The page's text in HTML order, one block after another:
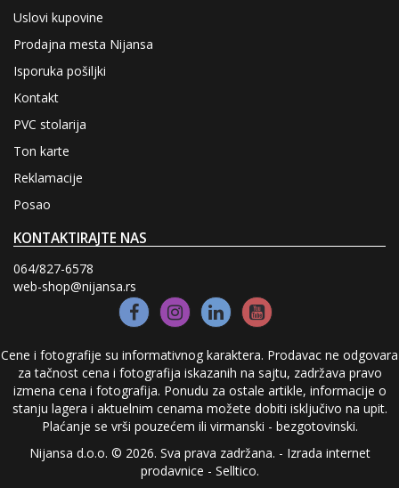
Uslovi kupovine
Prodajna mesta Nijansa
Isporuka pošiljki
Kontakt
PVC stolarija
Ton karte
Reklamacije
Posao
KONTAKTIRAJTE NAS
064/827-6578
web-shop@nijansa.rs
Cene i fotografije su informativnog karaktera. Prodavac ne odgovara
za tačnost cena i fotografija iskazanih na sajtu, zadržava pravo
izmena cena i fotografija. Ponudu za ostale artikle, informacije o
stanju lagera i aktuelnim cenama možete dobiti isključivo na upit.
Plaćanje se vrši pouzećem ili virmanski - bezgotovinski.
Nijansa d.o.o. © 2026. Sva prava zadržana. - Izrada internet
prodavnice - Selltico.